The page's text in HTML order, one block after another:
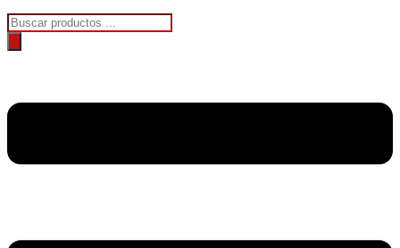
Búsqueda
de
productos